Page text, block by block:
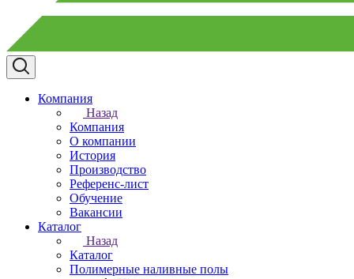
Компания
Назад
Компания
О компании
История
Производство
Референс-лист
Обучение
Вакансии
Каталог
Назад
Каталог
Полимерные наливные полы